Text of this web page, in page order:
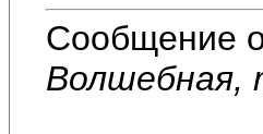
Сообщение
Волшебная,